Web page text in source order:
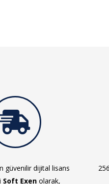
güvenilir dijital lisans
Soft Exen olarak,